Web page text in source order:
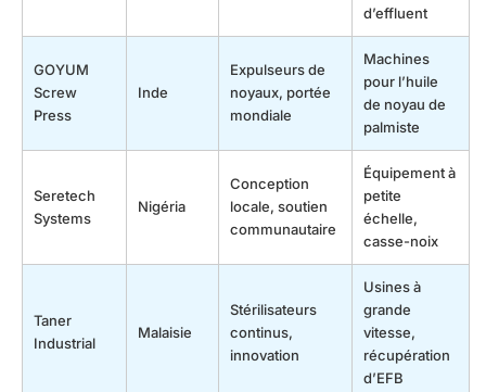
d’effluent
GOYUM
Screw
Press
Inde
Expulseurs de
noyaux, portée
mondiale
Machines
pour l’huile
de noyau de
palmiste
Seretech
Systems
Nigéria
Conception
locale, soutien
communautaire
Équipement à
petite
échelle,
casse-noix
Taner
Industrial
Malaisie
Stérilisateurs
continus,
innovation
Usines à
grande
vitesse,
récupération
d’EFB